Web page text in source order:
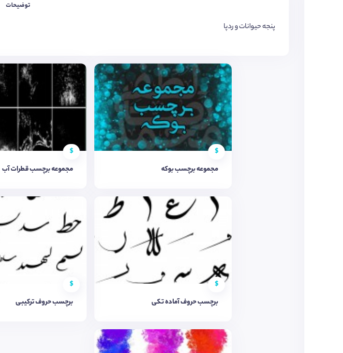
توضیحات
پنجه حیوانات و ردپا
$
مجموعه برچسب بوکه
$
مجموعه برچسب قطرات آب
$
برچسب حروف آماده تکی
$
برچسب حروف ترکیبی